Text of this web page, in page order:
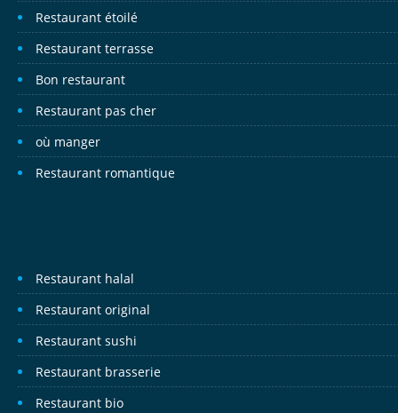
Restaurant étoilé
Restaurant terrasse
Bon restaurant
Restaurant pas cher
où manger
Restaurant romantique
Restaurant halal
Restaurant original
Restaurant sushi
Restaurant brasserie
Restaurant bio